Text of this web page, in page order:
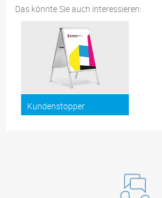
Das könnte Sie auch interessieren:
Kundenstopper